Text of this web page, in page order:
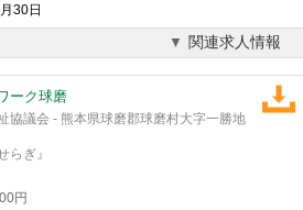
30日
関連求人情報
ーク球磨
議会 - 熊本県球磨郡球磨村大字一勝地
らぎ』
円